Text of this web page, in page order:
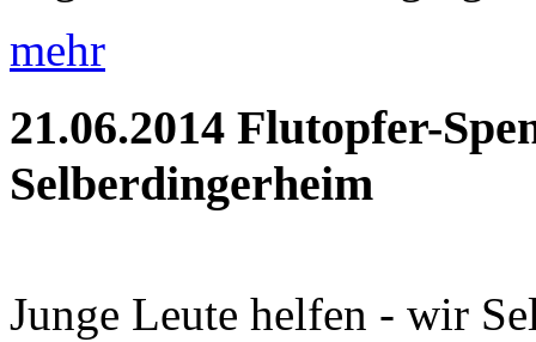
mehr
21.06.2014 Flutopfer-
Selberdingerheim
Junge Leute helfen - wir